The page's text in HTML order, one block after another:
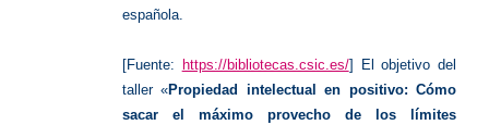
española.
[Fuente: https://bibliotecas.csic.es/] El objetivo del
taller «Propiedad intelectual en positivo: Cómo
sacar el máximo provecho de los límites